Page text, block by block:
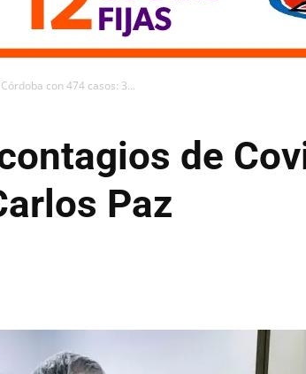
con 474 casos: 3...
de
Paz